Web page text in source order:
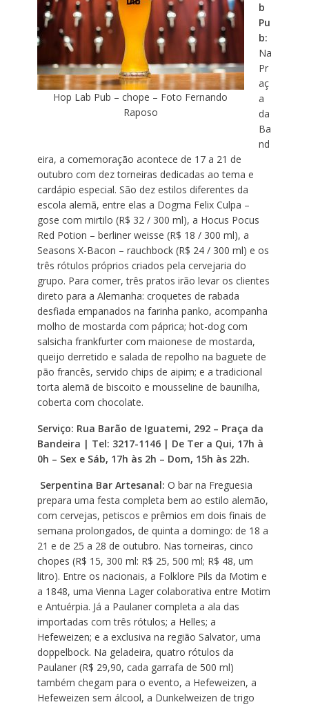
Hop Lab Pub – chope – Foto Fernando
Raposo
b
Pu
b:
Na
Pr
aç
a
da
Ba
nd
eira, a comemoração acontece de 17 a 21 de
outubro com dez torneiras dedicadas ao tema e
cardápio especial. São dez estilos diferentes da
escola alemã, entre elas a Dogma Felix Culpa –
gose com mirtilo (R$ 32 / 300 ml), a Hocus Pocus
Red Potion – berliner weisse (R$ 18 / 300 ml), a
Seasons X-Bacon – rauchbock (R$ 24 / 300 ml) e os
três rótulos próprios criados pela cervejaria do
grupo. Para comer, três pratos irão levar os clientes
direto para a Alemanha: croquetes de rabada
desfiada empanados na farinha panko, acompanha
molho de mostarda com páprica; hot-dog com
salsicha frankfurter com maionese de mostarda,
queijo derretido e salada de repolho na baguete de
pão francês, servido chips de aipim; e a tradicional
torta alemã de biscoito e mousseline de baunilha,
coberta com chocolate.
Serviço: Rua Barão de Iguatemi, 292 – Praça da
Bandeira | Tel: 3217-1146 | De Ter a Qui, 17h à
0h – Sex e Sáb, 17h às 2h – Dom, 15h às 22h.
Serpentina Bar Artesanal: O bar na Freguesia
prepara uma festa completa bem ao estilo alemão,
com cervejas, petiscos e prêmios em dois finais de
semana prolongados, de quinta a domingo: de 18 a
21 e de 25 a 28 de outubro. Nas torneiras, cinco
chopes (R$ 15, 300 ml: R$ 25, 500 ml; R$ 48, um
litro). Entre os nacionais, a Folklore Pils da Motim e
a 1848, uma Vienna Lager colaborativa entre Motim
e Antuérpia. Já a Paulaner completa a ala das
importadas com três rótulos; a Helles; a
Hefeweizen; e a exclusiva na região Salvator, uma
doppelbock. Na geladeira, quatro rótulos da
Paulaner (R$ 29,90, cada garrafa de 500 ml)
também chegam para o evento, a Hefeweizen, a
Hefeweizen sem álcool, a Dunkelweizen de trigo